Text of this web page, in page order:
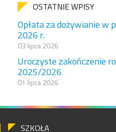
OSTATNIE WPISY
Opłata za dożywianie w
2026 r.
03 lipca 2026
Uroczyste zakończenie
2025/2026
01 lipca 2026
SZKOŁA